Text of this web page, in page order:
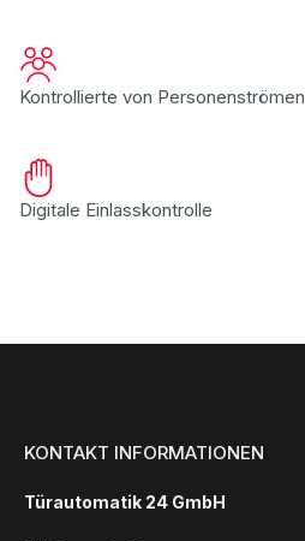
Kontrollierte von Personenströmen
Digitale Einlasskontrolle
KONTAKT INFORMATIONEN
Türautomatik 24 GmbH